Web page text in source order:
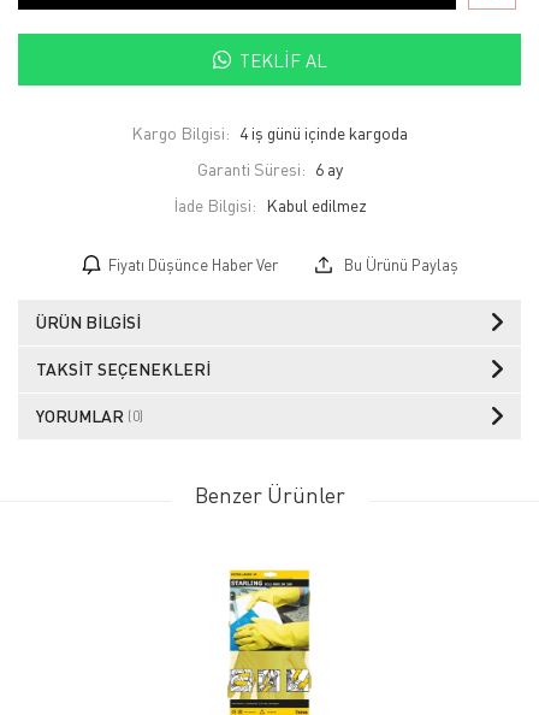
TEKLIF AL
Kargo Bilgisi: 4 iş günü içinde kargoda
Garanti Süresi: 6 ay
İade Bilgisi:
Fiyatı Düşünce Haber Ver Bu Ürünü Paylaş
ÜRÜN BILGISI
TAKSIT SEÇENEKLERI
YORUMLAR (0)
Benzer Ürünler